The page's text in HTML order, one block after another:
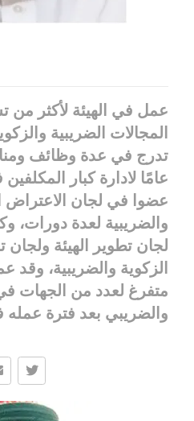
عمل في الهيئة لأكثر من
المجالات الضريبية
تدرج في عدة وظائف
عامًا لادارة كبار
عضوا في لجان الاعتراض
والضريبية لعدة
لجان تطوير الهيئة ولجان
الزكوية والضريبية،
متفرغ لعدد من الجهات
والضريبي بعد فترة عمله